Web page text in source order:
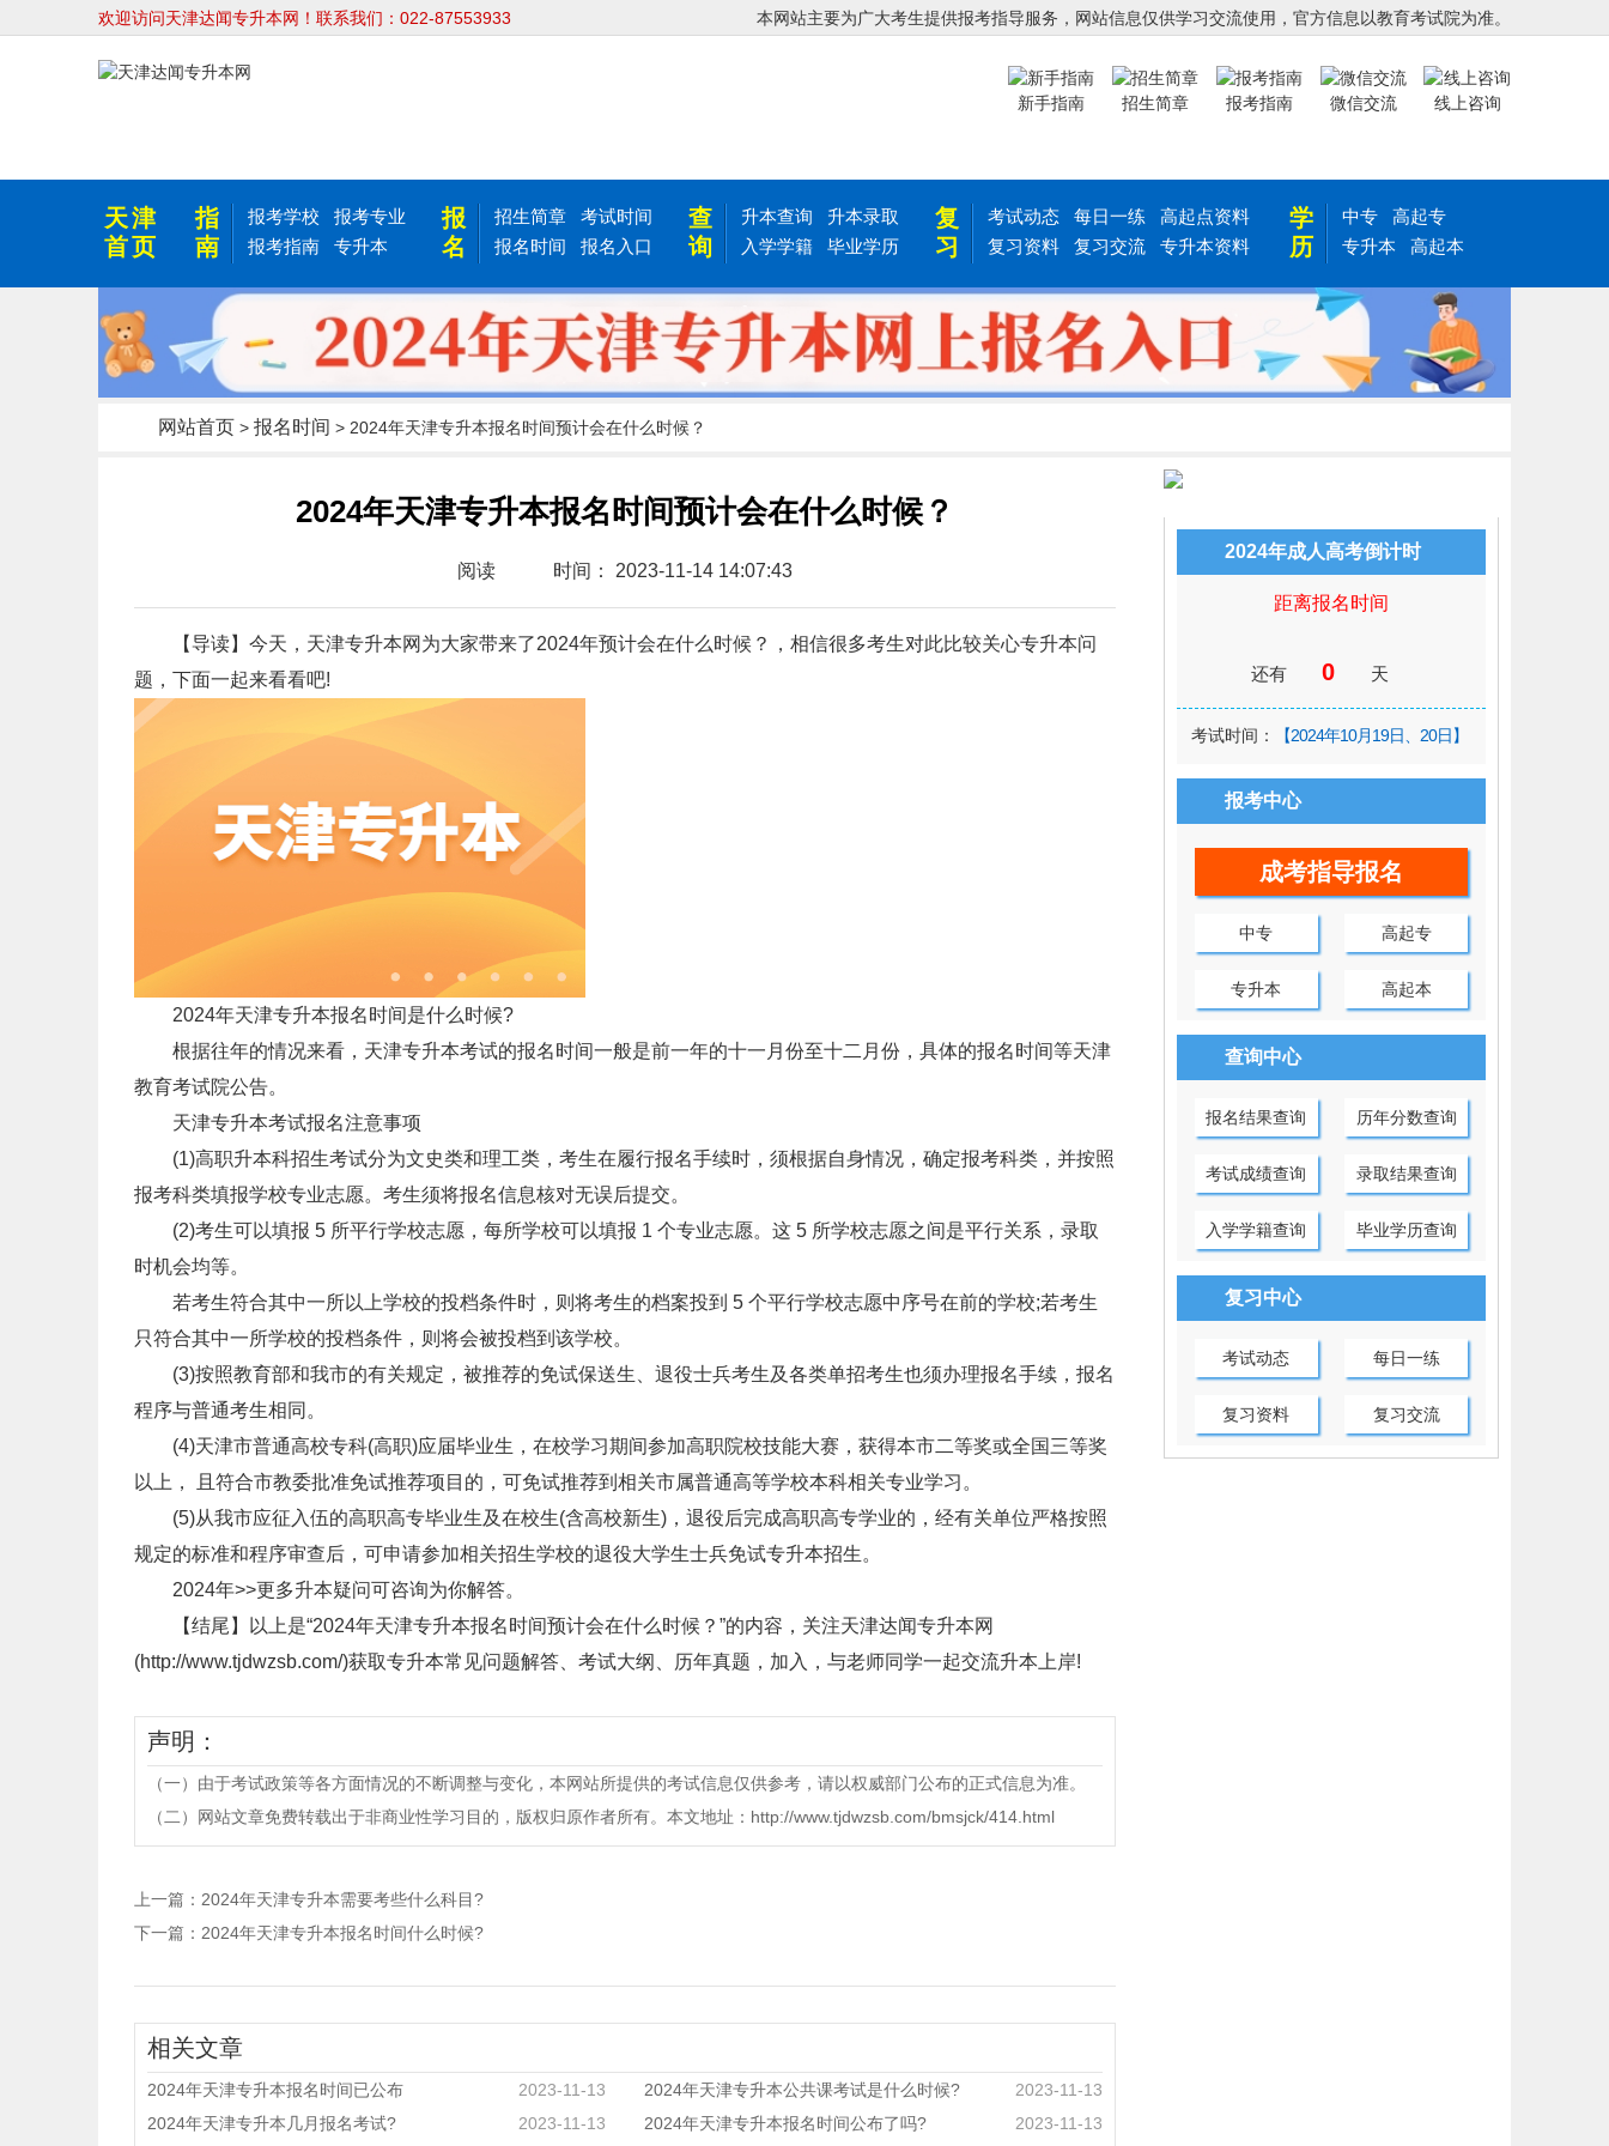
欢迎访问天津达闻专升本网！联系我们：022-87553933 本网站主要为广大考生提供报考指导服务，网站信息仅供学习交流使用，官方信息以教育考试院为准。
新手指南 招生简章 报考指南 微信交流 线上咨询
天津
首页
指
南
报考学校
报考专业
报考指南
专升本
报
名
招生简章
考试时间
报名时间
报名入口
查
询
升本查询
升本录取
入学学籍
毕业学历
复
习
考试动态 每日一练
高起点资料
复习资料
复习交流 专升本资料
学
历
中专
高起专
专升本
高起本
网站首页 > 报名时间 > 2024年天津专升本报名时间预计会在什么时候？
2024年天津专升本报名时间预计会在什么时候？
阅读 时间： 2023-11-14 14:07:43
【导读】今天，天津专升本网为大家带来了2024年预计会在什么时候？，相信很多考生对此比较关心专升本问
题，下面一起来看看吧!
2024年天津专升本报名时间是什么时候?
根据往年的情况来看，天津专升本考试的报名时间一般是前一年的十一月份至十二月份，具体的报名时间等天津
教育考试院公告。
天津专升本考试报名注意事项
(1)高职升本科招生考试分为文史类和理工类，考生在履行报名手续时，须根据自身情况，确定报考科类，并按照
报考科类填报学校专业志愿。考生须将报名信息核对无误后提交。
(2)考生可以填报 5 所平行学校志愿，每所学校可以填报 1 个专业志愿。这 5 所学校志愿之间是平行关系，录取
时机会均等。
若考生符合其中一所以上学校的投档条件时，则将考生的档案投到 5 个平行学校志愿中序号在前的学校;若考生
只符合其中一所学校的投档条件，则将会被投档到该学校。
(3)按照教育部和我市的有关规定，被推荐的免试保送生、退役士兵考生及各类单招考生也须办理报名手续，报名
程序与普通考生相同。
(4)天津市普通高校专科(高职)应届毕业生，在校学习期间参加高职院校技能大赛，获得本市二等奖或全国三等奖
以上， 且符合市教委批准免试推荐项目的，可免试推荐到相关市属普通高等学校本科相关专业学习。
(5)从我市应征入伍的高职高专毕业生及在校生(含高校新生)，退役后完成高职高专学业的，经有关单位严格按照
规定的标准和程序审查后，可申请参加相关招生学校的退役大学生士兵免试专升本招生。
2024年>>更多升本疑问可咨询为你解答。
【结尾】以上是“2024年天津专升本报名时间预计会在什么时候？”的内容，关注天津达闻专升本网
(http://www.tjdwzsb.com/)获取专升本常见问题解答、考试大纲、历年真题，加入，与老师同学一起交流升本上岸!
声明：
（一）由于考试政策等各方面情况的不断调整与变化，本网站所提供的考试信息仅供参考，请以权威部门公布的正式信息为准。
（二）网站文章免费转载出于非商业性学习目的，版权归原作者所有。本文地址：http://www.tjdwzsb.com/bmsjck/414.html
上一篇： 2024年天津专升本需要考些什么科目?
下一篇： 2024年天津专升本报名时间什么时候?
相关文章
2024年天津专升本报名时间已公布 2023-11-13 2024年天津专升本公共课考试是什么时候?
2023-11-13
2024年天津专升本几月报名考试?
2023-11-13 2024年天津专升本报名时间公布了吗? 2023-11-13
2024年成人高考倒计时
距离报名时间
还有 0 天
考试时间： 【2024年10月19日、20日】
报考中心
成考指导报名
中专 高起专
专升本 高起本
查询中心
报名结果查询 历年分数查询
考试成绩查询 录取结果查询
入学学籍查询 毕业学历查询
复习中心
考试动态 每日一练
复习资料 复习交流